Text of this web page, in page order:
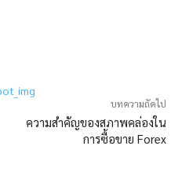
บทความถัดไป
ความสำคัญของสภาพคล่องใน
การซื้อขาย Forex